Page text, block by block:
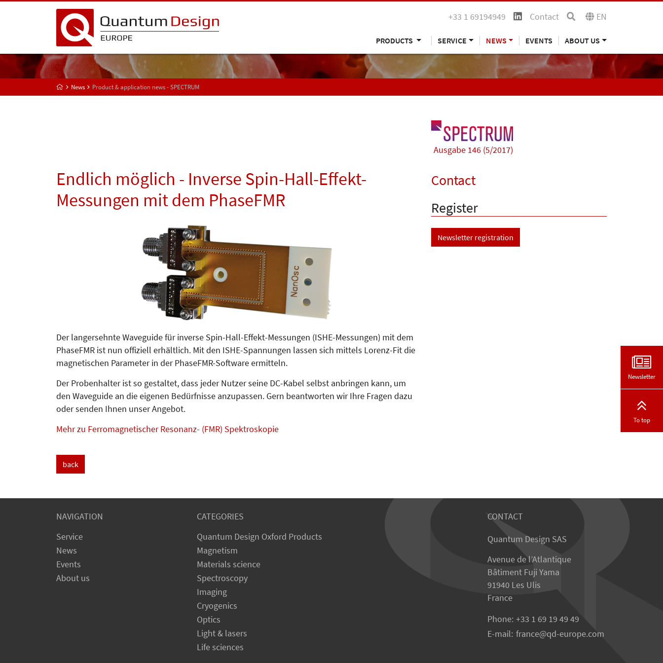
+33 1 69194949 Contact EN
PRODUCTS SERVICE NEWS EVENTS ABOUT US
News Product & application news - SPECTRUM
Ausgabe 146 (5/2017)
Endlich möglich - Inverse Spin-Hall-Effekt-
Messungen mit dem PhaseFMR
Der langersehnte Waveguide für inverse Spin-Hall-Effekt-Messungen (ISHE-Messungen) mit dem
PhaseFMR ist nun offiziell erhältlich. Mit den ISHE-Spannungen lassen sich mittels Lorenz-Fit die
magnetischen Parameter in der PhaseFMR-Software ermitteln.
Der Probenhalter ist so gestaltet, dass jeder Nutzer seine DC-Kabel selbst anbringen kann, um
den Waveguide an die eigenen Bedürfnisse anzupassen. Gern beantworten wir Ihre Fragen dazu
oder senden Ihnen unser Angebot.
Mehr zu Ferromagnetischer Resonanz- (FMR) Spektroskopie
back
Contact
Register
Newsletter registration
NAVIGATION
Service
News
Events
About us
CATEGORIES
Quantum Design Oxford Products
Magnetism
Materials science
Spectroscopy
Imaging
Cryogenics
Optics
Light & lasers
Life sciences
CONTACT
Quantum Design SAS
Avenue de l’Atlantique
Bâtiment Fuji Yama
91940 Les Ulis
France
Phone: +33 1 69 19 49 49
E-mail: france qd-europe.com
Newsletter
To top